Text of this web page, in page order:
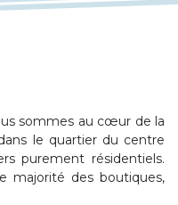
sommes au cœur de la
le quartier du centre
purement résidentiels.
majorité des boutiques,